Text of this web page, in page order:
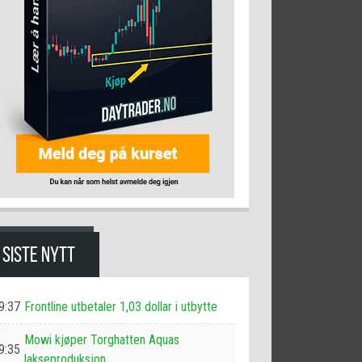
SISTE NYTT
Frontline utbetaler 1,03 dollar i utbytte
Mowi kjøper Torghatten Aquas